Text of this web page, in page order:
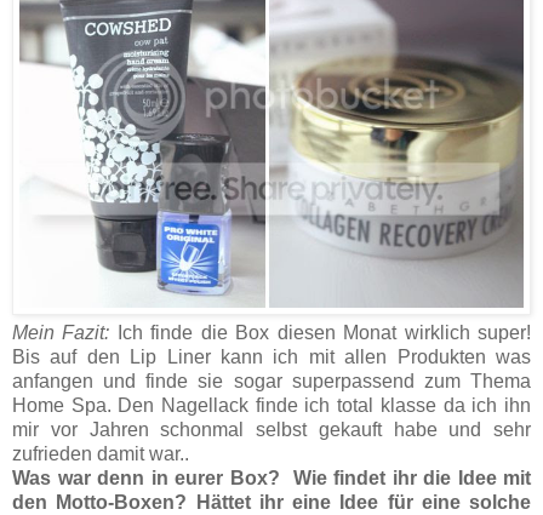
Mein Fazit: Ich finde die Box diesen Monat wirklich super!
Bis auf den Lip Liner kann ich mit allen Produkten was
anfangen und finde sie sogar superpassend zum Thema
Home Spa. Den Nagellack finde ich total klasse da ich ihn
mir vor Jahren schonmal selbst gekauft habe und sehr
zufrieden damit war..
Was war denn in eurer Box? Wie findet ihr die Idee mit
den Motto-Boxen? Hättet ihr eine Idee für eine solche